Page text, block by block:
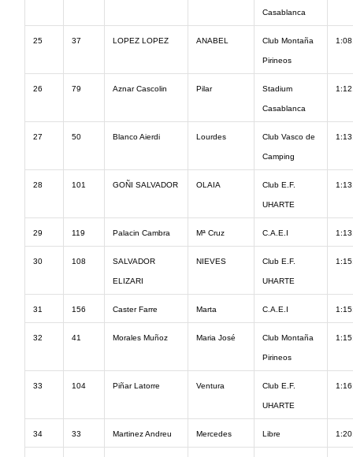
Casablanca
25 37 LOPEZ LOPEZ ANABEL Club Montaña
Pirineos
26 79 Aznar Cascolin Pilar Stadium
Casablanca
27 50 Blanco Aierdi Lourdes Club Vasco de
Camping
28 101 GOÑI SALVADOR OLAIA Club E.F.
UHARTE
29 119 Palacin Cambra Mª Cruz C.A.E.I
30 108 SALVADOR
ELIZARI
NIEVES Club E.F.
UHARTE
31 156 Caster Farre Marta C.A.E.I
32 41 Morales Muñoz Maria José Club Montaña
Pirineos
33 104 Piñar Latorre Ventura Club E.F.
UHARTE
34 33 Martinez Andreu Mercedes Libre